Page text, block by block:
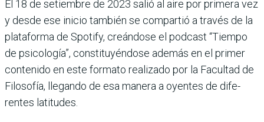
El 18 de setiembre de 2023 salió al aire por primera vez
y desde ese inicio también se compartió a través de la
pla­taforma de Spotify, creán­dose el podcast “Tiempo
de psicología”, constituyén­dose además en el primer
contenido en este formato realizado por la Facultad de
Filosofía, llegando de esa manera a oyentes de dife­
rentes latitudes.